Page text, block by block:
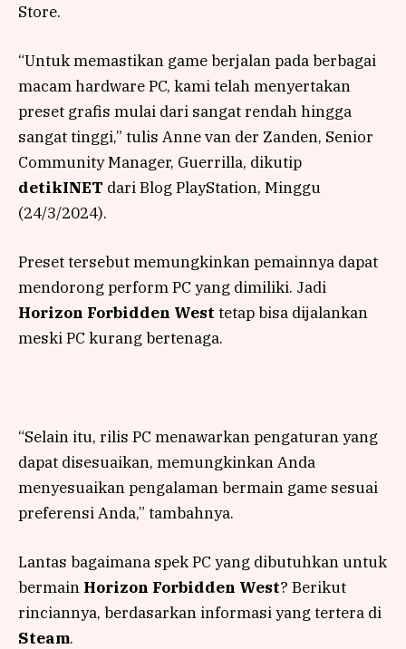
Store.
“Untuk memastikan game berjalan pada berbagai
macam hardware PC, kami telah menyertakan
preset grafis mulai dari sangat rendah hingga
sangat tinggi,” tulis Anne van der Zanden, Senior
Community Manager, Guerrilla, dikutip
detikINET dari Blog PlayStation, Minggu
(24/3/2024).
Preset tersebut memungkinkan pemainnya dapat
mendorong perform PC yang dimiliki. Jadi
Horizon Forbidden West tetap bisa dijalankan
meski PC kurang bertenaga.
“Selain itu, rilis PC menawarkan pengaturan yang
dapat disesuaikan, memungkinkan Anda
menyesuaikan pengalaman bermain game sesuai
preferensi Anda,” tambahnya.
Lantas bagaimana spek PC yang dibutuhkan untuk
bermain Horizon Forbidden West? Berikut
rinciannya, berdasarkan informasi yang tertera di
Steam.